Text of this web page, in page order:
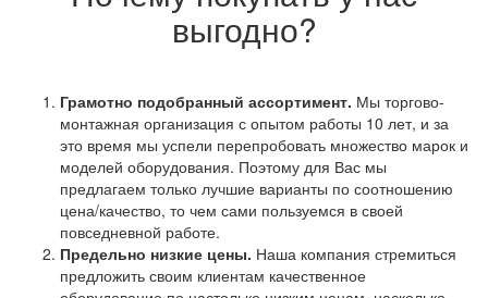
выгодно?
Грамотно подобранный ассортимент. Мы торгово-
монтажная организация с опытом работы 10 лет, и за
это время мы успели перепробовать множество марок и
моделей оборудования. Поэтому для Вас мы
предлагаем только лучшие варианты по соотношению
цена/качество, то чем сами пользуемся в своей
повседневной работе.
Предельно низкие цены. Наша компания стремиться
предложить своим клиентам качественное